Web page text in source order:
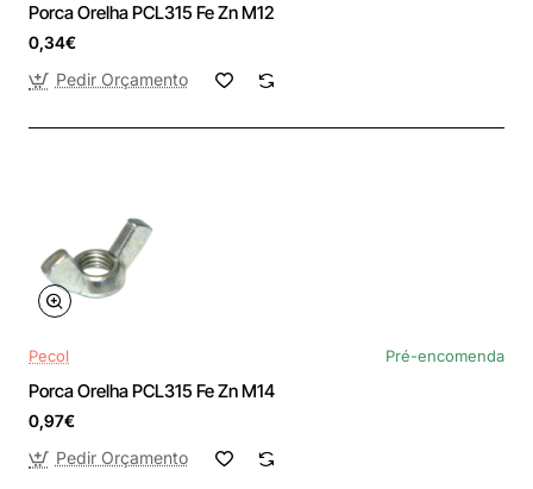
Porca Orelha PCL315 Fe Zn M12
0,34€
Pedir Orçamento
Pecol Pré-encomenda
Porca Orelha PCL315 Fe Zn M14
0,97€
Pedir Orçamento